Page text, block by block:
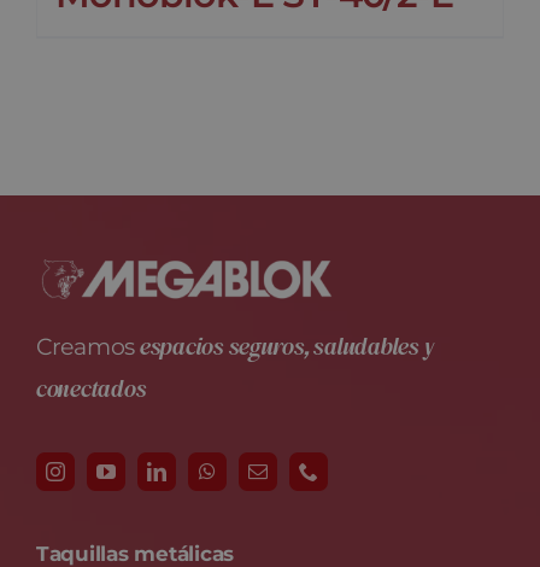
Creamosespacios seguros, saludables y
conectados
Taquillas metálicas